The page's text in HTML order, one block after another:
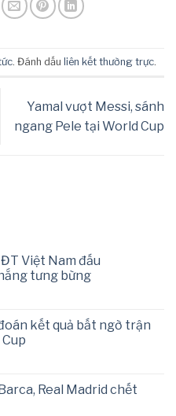
. Đánh dấu liên kết thường trực.
Yamal vượt Messi, sánh
ngang Pele tại World Cup
Việt Nam đấu
tưng bừng
kết quả bất ngờ trận
Real Madrid chết